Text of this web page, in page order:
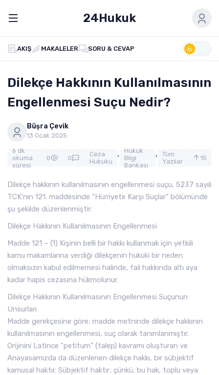
24Hukuk
AKIŞ MAKALELER SORU & CEVAP
Dilekçe Hakkının Kullanılmasının
Engellenmesi Suçu Nedir?
Büşra Çevik
13 Ocak 2025
6 dk
okuma
süresi
0 0
Ceza
Hukuku
,
Hukuk
Bilgi
Bankası
,
Tüm
Yazılar
15
Dilekçe hakkının kullanılmasının engellenmesi suçu, 5237 sayılı
TCK’nın 121. maddesinde “Hürriyete Karşı Suçlar” bölümünde
şu şekilde düzenlenmiştir:
Dilekçe Hakkının Kullanılmasının Engellenmesi
Madde 121 – (1) Kişinin belli bir hakkı kullanmak için yetkili
kamu makamlarına verdiği dilekçenin hukuki bir neden
olmaksızın kabul edilmemesi halinde, fail hakkında altı aya
kadar hapis cezasına hükmolunur.
Dilekçe Hakkının Kullanılmasının Engellenmesi Suçunun
Unsurları
Madde gerekçesine göre; madde metninde dilekçe hakkının
kullanılmasının engellenmesi, suç olarak tanımlanmıştır.
Orijinini Latince “petitum” (talep) kavramı oluşturan ve
Anayasamızda da düzenlenen dilekçe hakkı, bir sübjektif
kamusal haktır. Sübjektif haktır; çünkü, bu hak, toplu veya